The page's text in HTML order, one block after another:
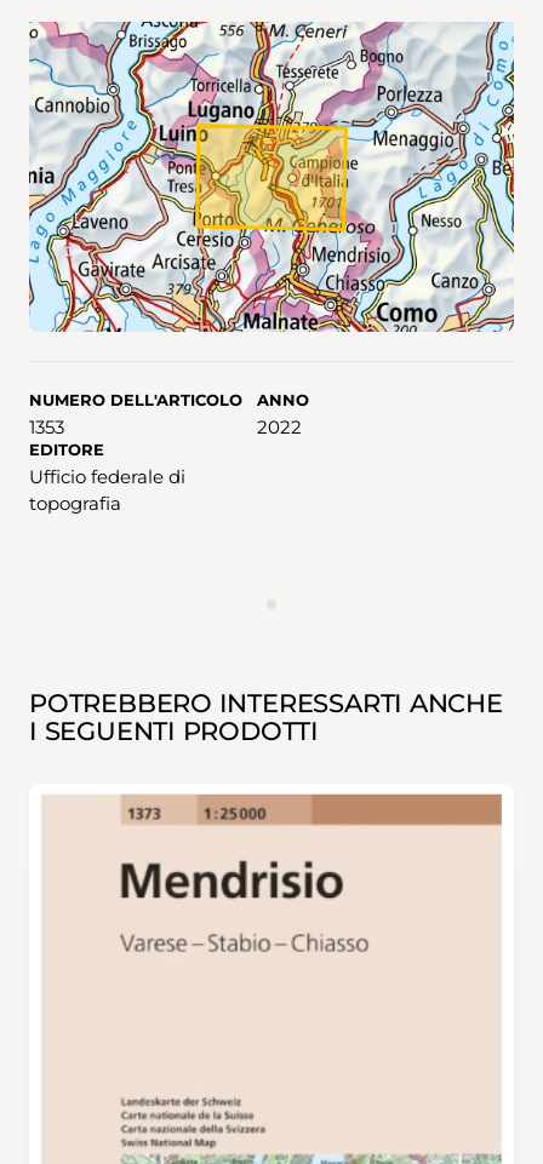
NUMERO DELL'ARTICOLO
1353
ANNO
2022
EDITORE
Ufficio federale di
topografia
POTREBBERO INTERESSARTI ANCHE
I SEGUENTI PRODOTTI